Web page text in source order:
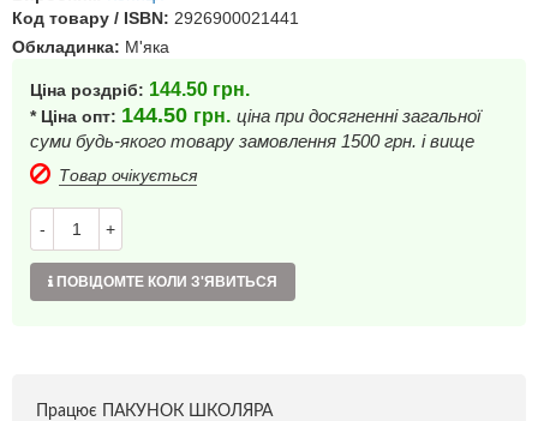
Код товару / ISBN: 2926900021441
Обкладинка: М'яка
Ціна роздріб: 144.50 грн.
* Ціна опт: 144.50 грн. ціна при досягненні загальної
суми будь-якого товару замовлення 1500 грн. і вище
Товар очікується
- +
ПОВІДОМТЕ КОЛИ З'ЯВИТЬСЯ
Працює ПАКУНОК ШКОЛЯРА